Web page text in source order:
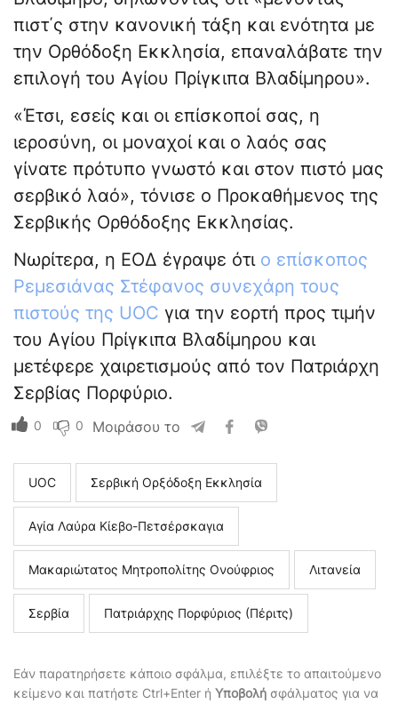
πιστ΄ς στην κανονική τάξη και ενότητα με
την Ορθόδοξη Εκκλησία, επαναλάβατε την
επιλογή του Αγίου Πρίγκιπα Βλαδίμηρου».
«Έτσι, εσείς και οι επίσκοποί σας, η
ιεροσύνη, οι μοναχοί και ο λαός σας
γίνατε πρότυπο γνωστό και στον πιστό μας
σερβικό λαό», τόνισε ο Προκαθήμενος της
Σερβικής Ορθόδοξης Εκκλησίας.
Νωρίτερα, η ΕΟΔ έγραψε ότι ο επίσκοπος
Ρεμεσιάνας Στέφανος συνεχάρη τους
πιστούς της UOC για την εορτή προς τιμήν
του Αγίου Πρίγκιπα Βλαδίμηρου και
μετέφερε χαιρετισμούς από τον Πατριάρχη
Σερβίας Πορφύριο.
0 0 Μοιράσου το
UOC Σερβική Ορξόδοξη Εκκλησία
Αγία Λαύρα Κίεβο-Πετσέρσκαγια
Μακαριώτατος Μητροπολίτης Ονούφριος Λιτανεία
Σερβία Πατριάρχης Πορφύριος (Πέριτς)
Εάν παρατηρήσετε κάποιο σφάλμα, επιλέξτε το απαιτούμενο
κείμενο και πατήστε Ctrl+Enter ή Υποβολή σφάλματος για να